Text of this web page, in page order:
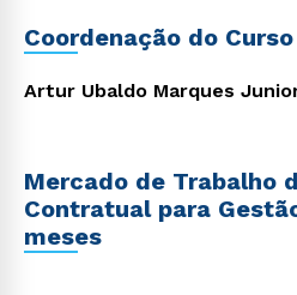
Coordenação do Curso
Artur Ubaldo Marques
Mercado de Trabalho
Contratual para
meses